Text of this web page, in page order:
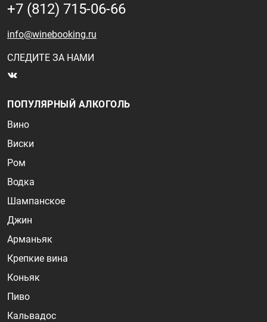
+7 (812) 715-06-66
info@winebooking.ru
СЛЕДИТЕ ЗА НАМИ
ПОПУЛЯРНЫЙ АЛКОГОЛЬ
Вино
Виски
Ром
Водка
Шампанское
Джин
Арманьяк
Крепкие вина
Коньяк
Пиво
Кальвадос